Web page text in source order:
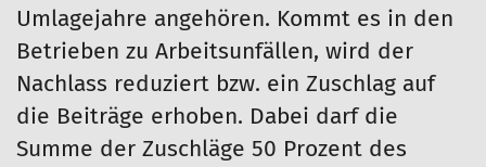
Umlagejahre angehören. Kommt es in den
Betrieben zu Arbeitsunfällen, wird der
Nachlass reduziert bzw. ein Zuschlag auf
die Beiträge erhoben. Dabei darf die
Summe der Zuschläge 50 Prozent des